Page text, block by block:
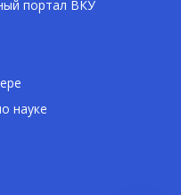
портал ВКУ
науке
помощник
(ВКУ). Отвечу